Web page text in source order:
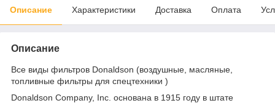
Описание Характеристики Доставка Оплата
Описание
Все виды фильтров Donaldson (воздушные, масляные,
топливные фильтры для спецтехники )
Donaldson Company, Inc. основана в 1915 году в штате